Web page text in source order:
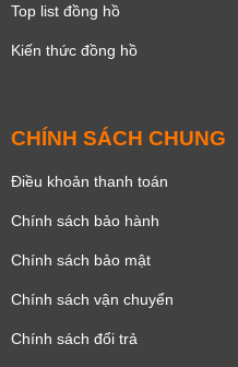
Top list đồng hồ
Kiến thức đồng hồ
CHÍNH SÁCH CHUNG
Điều khoản thanh toán
Chính sách bảo hành
Chính sách bảo mật
Chính sách vận chuyển
Chính sách đổi trả